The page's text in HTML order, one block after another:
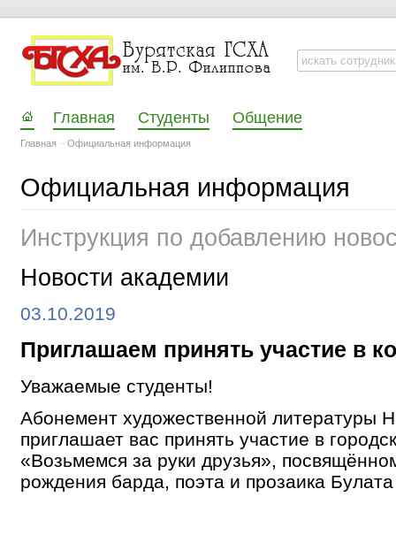
Главная Студенты Общение
Главная Официальная информация
Официальная информация
Инструкция по добавлению
Новости академии
03.10.2019
Приглашаем принять участие в
Уважаемые студенты!
Абонемент художественной литературы
приглашает вас принять участие в
«Возьмемся за руки друзья»,
рождения барда, поэта и прозаика